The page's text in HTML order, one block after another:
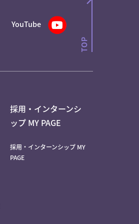
YouTube
採用・インターンシ
ップ MY PAGE
採用・インターンシップ MY
PAGE